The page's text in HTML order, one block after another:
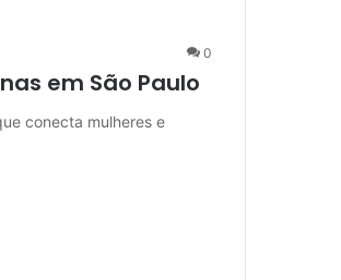
0
em São Paulo
conecta mulheres e